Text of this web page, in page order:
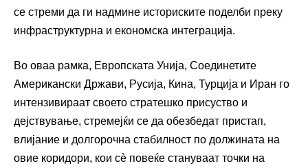
се стреми да ги надмине историските поделби преку
инфраструктурна и економска интеграција.
Во оваа рамка, Европската Унија, Соединетите
Американски Држави, Русија, Кина, Турција и Иран го
интензивираат своето стратешко присуство и
дејствување, стремејќи се да обезбедат пристап,
влијание и долгорочна стабилност по должината на
овие коридори, кои сè повеќе стануваат точки на